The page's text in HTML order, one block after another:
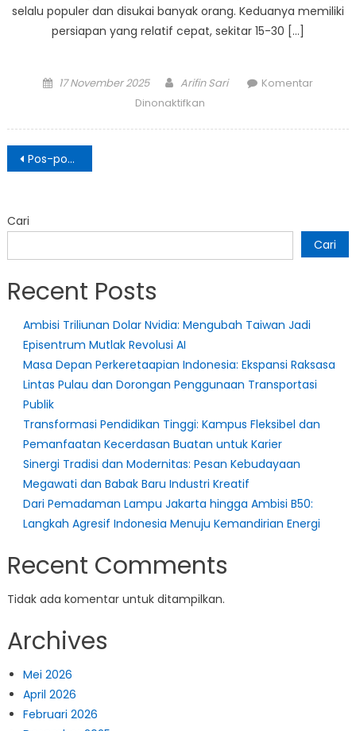
selalu populer dan disukai banyak orang. Keduanya memiliki
persiapan yang relatif cepat, sekitar 15-30 […]
Posted
17 November 2025 Author
Arifin Sari
Komentar
Dinonaktifkan
Khas
Klasik
Navigasi
pos
Pos-pos lama
Cari
Cari
Recent Posts
Ambisi Triliunan Dolar Nvidia: Mengubah Taiwan Jadi
Episentrum Mutlak Revolusi AI
Masa Depan Perkeretaapian Indonesia: Ekspansi Raksasa
Lintas Pulau dan Dorongan Penggunaan Transportasi
Publik
Transformasi Pendidikan Tinggi: Kampus Fleksibel dan
Pemanfaatan Kecerdasan Buatan untuk Karier
Sinergi Tradisi dan Modernitas: Pesan Kebudayaan
Megawati dan Babak Baru Industri Kreatif
Dari Pemadaman Lampu Jakarta hingga Ambisi B50:
Langkah Agresif Indonesia Menuju Kemandirian Energi
Recent Comments
Tidak ada komentar untuk ditampilkan.
Archives
Mei 2026
April 2026
Februari 2026